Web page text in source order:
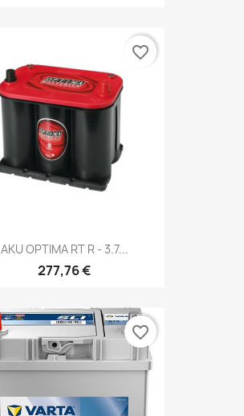
AKU OPTIMA RT R - 3.7...
277,76 €
favorite_border
favorite_border